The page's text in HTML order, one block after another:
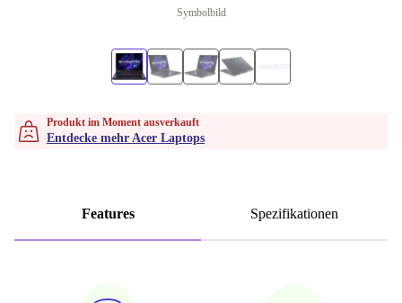
Symbolbild
Produkt im Moment ausverkauft
Entdecke mehr Acer Laptops
Features Spezifikationen